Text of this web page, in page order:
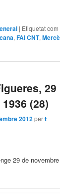
| Etiquetat com
,FAI CNT,Mercè
29
(28)
2012pert
29 de